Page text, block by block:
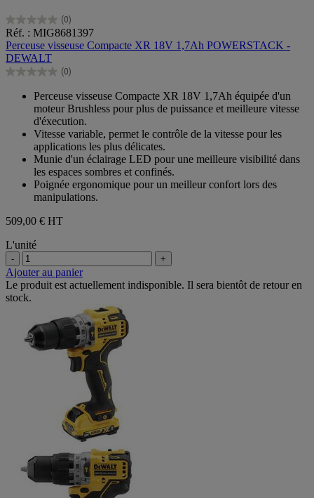
(0)
0.0
sur
5
étoiles.
Réf. : MIG8681397
Perceuse visseuse Compacte XR 18V 1,7Ah POWERSTACK -
DEWALT
(0)
0.0
étoiles.
Perceuse visseuse Compacte XR 18V 1,7Ah équipée d'un
moteur Brushless pour plus de puissance et meilleure vitesse
d'éxecution.
Vitesse variable, permet le contrôle de la vitesse pour les
applications les plus délicates.
Munie d'un éclairage LED pour une meilleure visibilité dans
les espaces sombres et confinés.
Poignée ergonomique pour un meilleur confort lors des
manipulations.
509,00 € HT
L'unité
- +
Ajouter au panier
Le produit est actuellement indisponible. Il sera bientôt de retour en
stock.